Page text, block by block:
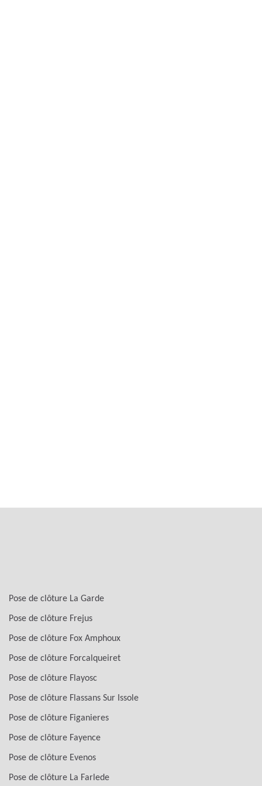
Pose de clôture La Garde
Pose de clôture Frejus
Pose de clôture Fox Amphoux
Pose de clôture Forcalqueiret
Pose de clôture Flayosc
Pose de clôture Flassans Sur Issole
Pose de clôture Figanieres
Pose de clôture Fayence
Pose de clôture Evenos
Pose de clôture La Farlede